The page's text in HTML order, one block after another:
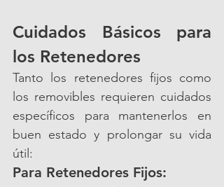
Cuidados Básicos para
los Retenedores
Tanto los retenedores fijos como
los removibles requieren cuidados
específicos para mantenerlos en
buen estado y prolongar su vida
útil:
Para Retenedores Fijos: